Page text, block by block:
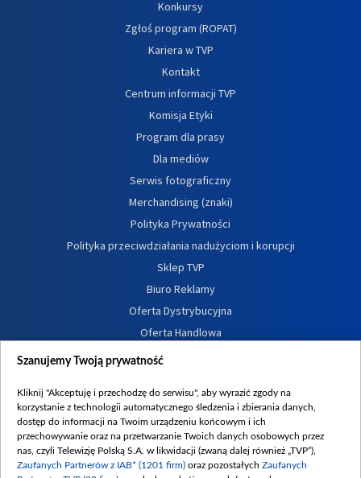
Konkursy
Zgłoś program (ROPAT)
Kariera w TVP
Kontakt
Centrum informacji TVP
Komisja Etyki
Program dla prasy
Dla mediów
Serwis fotograficzny
Merchandising (znaki)
Polityka Prywatności
Polityka przeciwdziałania nadużyciom i korupcji
Sklep TVP
Biuro Reklamy
Oferta Dystrybucyjna
Oferta Handlowa
Dostępność
Procedura zgłoszeń wewnętrznych
Szanujemy Twoją prywatność
Kliknij "Akceptuję i przechodzę do serwisu", aby wyrazić zgody na
korzystanie z technologii automatycznego śledzenia i zbierania danych,
dostęp do informacji na Twoim urządzeniu końcowym i ich
przechowywanie oraz na przetwarzanie Twoich danych osobowych przez
nas, czyli Telewizję Polską S.A. w likwidacji (zwaną dalej również „TVP”),
Zaufanych Partnerów z IAB* (1201 firm) oraz pozostałych Zaufanych